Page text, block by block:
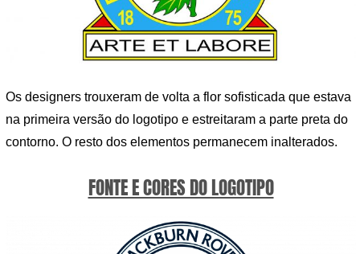
Os designers trouxeram de volta a flor sofisticada que estava
na primeira versão do logotipo e estreitaram a parte preta do
contorno. O resto dos elementos permanecem inalterados.
FONTE E CORES DO LOGOTIPO